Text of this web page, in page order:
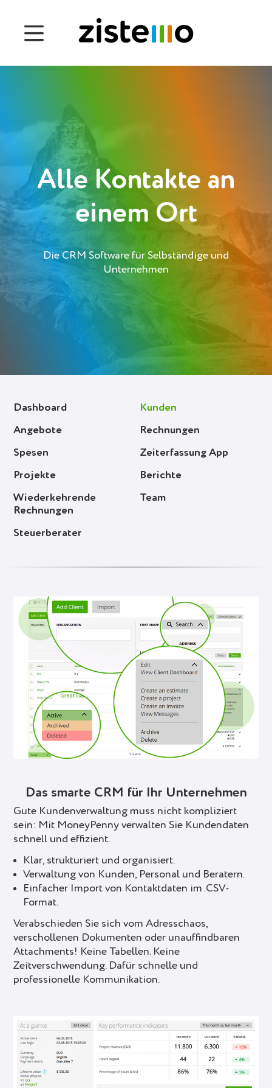
Projektzeiterfassung
Management der Betriebsprozesse
Customers
Deutsch (Switzerland)
Portuguese
Українська
Einloggen
Gratis anmelden
Alle Kontakte an
einem Ort
Die CRM Software für Selbständige und
Unternehmen
Dashboard Kunden
Angebote Rechnungen
Spesen Zeiterfassung App
Projekte Berichte
Wiederkehrende
Rechnungen
Team
Steuerberater
Das smarte CRM für Ihr Unternehmen
Gute Kundenverwaltung muss nicht kompliziert
sein: Mit MoneyPenny verwalten Sie Kundendaten
schnell und effizient.
Klar, strukturiert und organisiert.
Verwaltung von Kunden, Personal und Beratern.
Einfacher Import von Kontaktdaten im .CSV-
Format.
Verabschieden Sie sich vom Adresschaos,
verschollenen Dokumenten oder unauffindbaren
Attachments! Keine Tabellen. Keine
Zeitverschwendung. Dafür schnelle und
professionelle Kommunikation.